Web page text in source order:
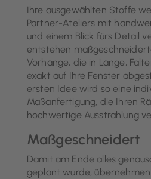
Ihre ausgewählten Stoffe
Partner-Ateliers mit
und einem Blick fürs Detail
entstehen
Vorhänge, die in Länge,
exakt auf Ihre Fenster
ersten Idee wird so eine
Maßanfertigung, die Ihren
hochwertige Ausstrahlung
Maßgeschneidert
Damit am Ende alles
geplant wurde,